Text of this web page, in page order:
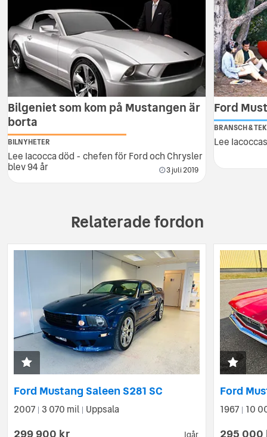
Bilgeniet som kom på Mustangen är
borta
BILNYHETER
Lee Iacocca död - chefen för Ford och Chrysler
blev 94 år 3 juli 2019
Ford
BRANSCH &
Lee
Relaterade fordon
Ford Mustang Saleen S281 SC
2007 3 070 mil Uppsala 1967 10